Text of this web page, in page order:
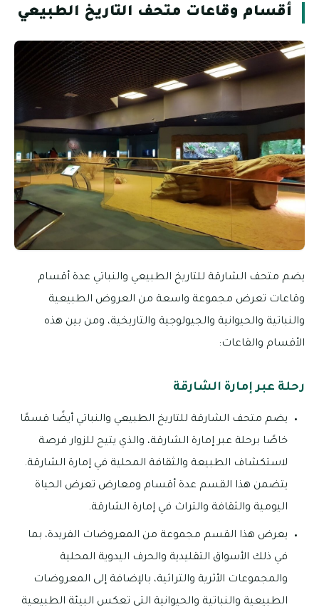
أقسام وقاعات متحف التاريخ الطبيعي
يضم متحف الشارقة للتاريخ الطبيعي والنباتي عدة أقسام
وقاعات تعرض مجموعة واسعة من العروض الطبيعية
والنباتية والحيوانية والجيولوجية والتاريخية، ومن بين هذه
الأقسام والقاعات:
رحلة عبر إمارة الشارقة
يضم متحف الشارقة للتاريخ الطبيعي والنباتي أيضًا قسمًا
خاصًا برحلة عبر إمارة الشارقة، والذي يتيح للزوار فرصة
لاستكشاف الطبيعة والثقافة المحلية في إمارة الشارقة.
يتضمن هذا القسم عدة أقسام ومعارض تعرض الحياة
اليومية والثقافة والتراث في إمارة الشارقة.
يعرض هذا القسم مجموعة من المعروضات الفريدة، بما
في ذلك الأسواق التقليدية والحرف اليدوية المحلية
والمجموعات الأثرية والتراثية، بالإضافة إلى المعروضات
الطبيعية والنباتية والحيوانية التي تعكس البيئة الطبيعية